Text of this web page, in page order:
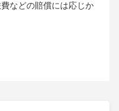
などの賠償には応じか